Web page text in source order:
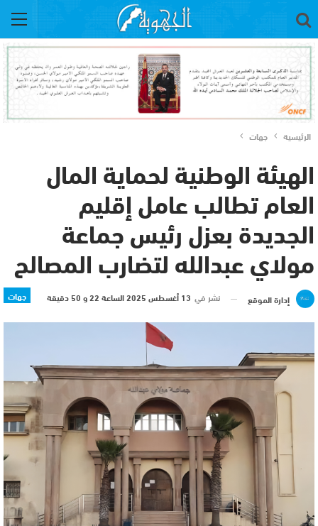
الرئيسية جهات
الهيئة الوطنية لحماية المال
العام تطالب عامل إقليم
الجديدة بعزل رئيس جماعة
مولاي عبدالله لتضارب المصالح
جهات إدارة الموقع نشر في 13 أغسطس 2025 الساعة 22 و 50 دقيقة